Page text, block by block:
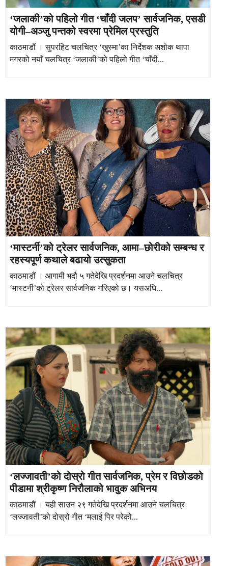
‘जलाकी’को पहिलो गीत ‘चाँदी जलप’ सार्वजनिक, एसडी
योगी–अञ्जु पन्तको स्वरमा प्रेमिल प्रस्तुति
काठमाडौं । सुपरहिट चलचित्र ‘खुस्मा’का निर्देशक अशोक थापा
मगरको नयाँ चलचित्र ‘जलाकी’को पहिलो गीत ‘चाँदी...
‘मास्टर्नी’को ट्रेलर सार्वजनिक, आमा–छोरीको सम्बन्ध र
रहस्यपूर्ण कथाले बढायो उत्सुकता
काठमाडौं । आगामी भदौ ५ गतेदेखि प्रदर्शनमा आउने चलचित्र
‘मास्टर्नी’को ट्रेलर सार्वजनिक गरिएको छ। यसअघि...
‘लज्जावती’को दोस्रो गीत सार्वजनिक, प्रेम र विछोडको
पीडामा श्रीकृष्ण निरौलाको भावुक अभिनय
काठमाडौं । यही साउन २९ गतेदेखि प्रदर्शनमा आउने चलचित्र
‘लज्जावती’को दोस्रो गीत ‘मलाई पिर परेको...